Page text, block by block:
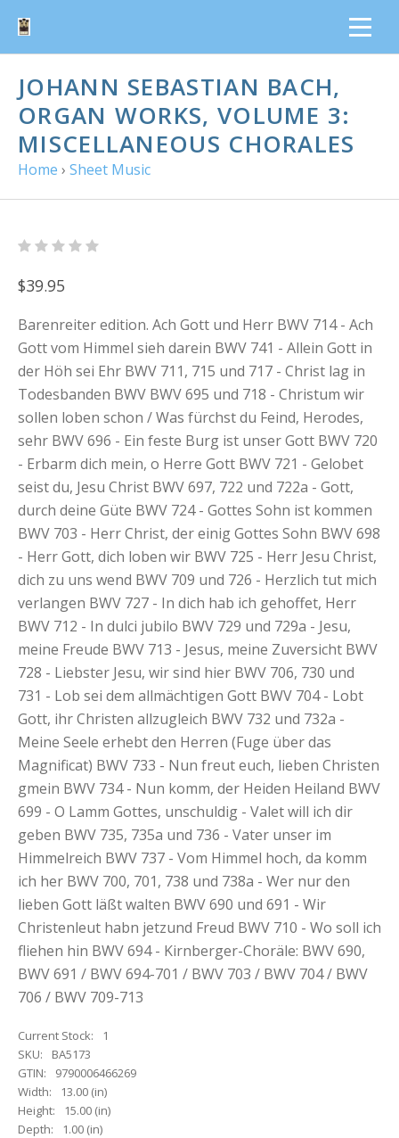
JOHANN SEBASTIAN BACH,
ORGAN WORKS, VOLUME 3:
MISCELLANEOUS CHORALES
Home › Sheet Music
$39.95
Barenreiter edition. Ach Gott und Herr BWV 714 - Ach
Gott vom Himmel sieh darein BWV 741 - Allein Gott in
der Höh sei Ehr BWV 711, 715 und 717 - Christ lag in
Todesbanden BWV BWV 695 und 718 - Christum wir
sollen loben schon / Was fürchst du Feind, Herodes,
sehr BWV 696 - Ein feste Burg ist unser Gott BWV 720
- Erbarm dich mein, o Herre Gott BWV 721 - Gelobet
seist du, Jesu Christ BWV 697, 722 und 722a - Gott,
durch deine Güte BWV 724 - Gottes Sohn ist kommen
BWV 703 - Herr Christ, der einig Gottes Sohn BWV 698
- Herr Gott, dich loben wir BWV 725 - Herr Jesu Christ,
dich zu uns wend BWV 709 und 726 - Herzlich tut mich
verlangen BWV 727 - In dich hab ich gehoffet, Herr
BWV 712 - In dulci jubilo BWV 729 und 729a - Jesu,
meine Freude BWV 713 - Jesus, meine Zuversicht BWV
728 - Liebster Jesu, wir sind hier BWV 706, 730 und
731 - Lob sei dem allmächtigen Gott BWV 704 - Lobt
Gott, ihr Christen allzugleich BWV 732 und 732a -
Meine Seele erhebt den Herren (Fuge über das
Magnificat) BWV 733 - Nun freut euch, lieben Christen
gmein BWV 734 - Nun komm, der Heiden Heiland BWV
699 - O Lamm Gottes, unschuldig - Valet will ich dir
geben BWV 735, 735a und 736 - Vater unser im
Himmelreich BWV 737 - Vom Himmel hoch, da komm
ich her BWV 700, 701, 738 und 738a - Wer nur den
lieben Gott läßt walten BWV 690 und 691 - Wir
Christenleut habn jetzund Freud BWV 710 - Wo soll ich
fliehen hin BWV 694 - Kirnberger-Choräle: BWV 690,
BWV 691 / BWV 694-701 / BWV 703 / BWV 704 / BWV
706 / BWV 709-713
Current Stock:
1
SKU:
BA5173
GTIN:
9790006466269
Width:
13.00 (in)
Height:
15.00 (in)
Depth:
1.00 (in)